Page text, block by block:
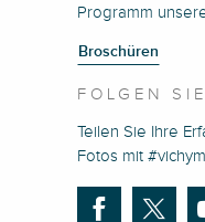
Programm
Broschüren
FOLGEN
Teilen Sie Ihre
Fotos mit